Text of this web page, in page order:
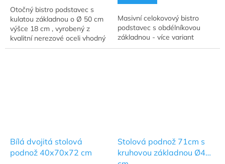
5
hvězdiček.
Otočný bistro podstavec s
kulatou základnou o Ø 50 cm
výšce 18 cm , vyrobený z
kvalitní nerezové oceli vhodný
jako podnož pro bistro stolky.
Masivní celokovový bistro
podstavec s obdélníkovou
základnou - více variant
Bílá dvojitá stolová
podnož 40x70x72 cm
Stolová podnož 71cm s
kruhovou základnou Ø45